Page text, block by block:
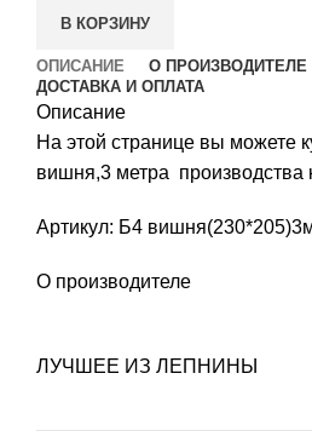
В КОРЗИНУ
ОПИСАНИЕ О ПРОИЗВОДИТЕЛЕ
ДОСТАВКА И ОПЛАТА
Описание
На этой странице вы можете
вишня,3 метра производства
Артикул: Б4
О производителе
ЛУЧШЕЕ ИЗ ЛЕПНИНЫ